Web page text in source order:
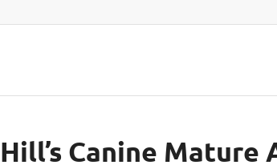
Hill’s Canine Mature